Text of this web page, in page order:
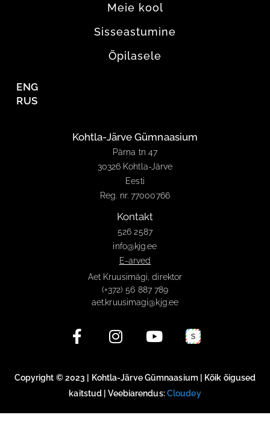
Meie kool
Sisseastumine
Õpilasele
ENG
RUS
Kohtla-Järve Gümnaasium
Pärna tn 47
30326 Kohtla-Järve
Eesti
Reg. nr. 77000766
Kontakt
526 2587
info@kjg.ee
E-arved
Aet Kruusimägi, direktor
(+372) 56 887 789
aet.kruusimagi@kjg.ee
Copyright © 2023 | Kohtla-Järve Gümnaasium | Kõik õigused
kaitstud | Veebiarendus:Cloudey